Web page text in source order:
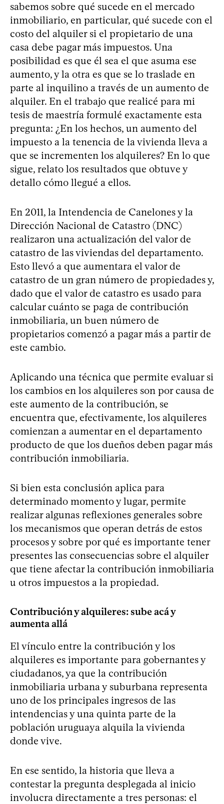
sabemos sobre qué sucede en el mercado
inmobiliario, en particular, qué sucede con el
costo del alquiler si el propietario de una
casa debe pagar más impuestos. Una
posibilidad es que él sea el que asuma ese
aumento, y la otra es que se lo traslade en
parte al inquilino a través de un aumento de
alquiler. En el trabajo que realicé para mi
tesis de maestría formulé exactamente esta
pregunta: ¿En los hechos, un aumento del
impuesto a la tenencia de la vivienda lleva a
que se incrementen los alquileres? En lo que
sigue, relato los resultados que obtuve y
detallo cómo llegué a ellos.
En 2011, la Intendencia de Canelones y la
Dirección Nacional de Catastro (DNC)
realizaron una actualización del valor de
catastro de las viviendas del departamento.
Esto llevó a que aumentara el valor de
catastro de un gran número de propiedades y,
dado que el valor de catastro es usado para
calcular cuánto se paga de contribución
inmobiliaria, un buen número de
propietarios comenzó a pagar más a partir de
este cambio.
Aplicando una técnica que permite evaluar si
los cambios en los alquileres son por causa de
este aumento de la contribución, se
encuentra que, efectivamente, los alquileres
comienzan a aumentar en el departamento
producto de que los dueños deben pagar más
contribución inmobiliaria.
Si bien esta conclusión aplica para
determinado momento y lugar, permite
realizar algunas reflexiones generales sobre
los mecanismos que operan detrás de estos
procesos y sobre por qué es importante tener
presentes las consecuencias sobre el alquiler
que tiene afectar la contribución inmobiliaria
u otros impuestos a la propiedad.
Contribución y alquileres: sube acá y
aumenta allá
El vínculo entre la contribución y los
alquileres es importante para gobernantes y
ciudadanos, ya que la contribución
inmobiliaria urbana y suburbana representa
uno de los principales ingresos de las
intendencias y una quinta parte de la
población uruguaya alquila la vivienda
donde vive.
En ese sentido, la historia que lleva a
contestar la pregunta desplegada al inicio
involucra directamente a tres personas: el